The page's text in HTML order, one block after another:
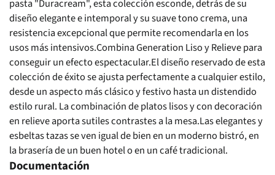
pasta "Duracream", esta colección esconde, detrás de su
diseño elegante e intemporal y su suave tono crema, una
resistencia excepcional que permite recomendarla en los
usos más intensivos.Combina Generation Liso y Relieve para
conseguir un efecto espectacular.El diseño reservado de esta
colección de éxito se ajusta perfectamente a cualquier estilo,
desde un aspecto más clásico y festivo hasta un distendido
estilo rural. La combinación de platos lisos y con decoración
en relieve aporta sutiles contrastes a la mesa.Las elegantes y
esbeltas tazas se ven igual de bien en un moderno bistró, en
la brasería de un buen hotel o en un café tradicional.
Documentación